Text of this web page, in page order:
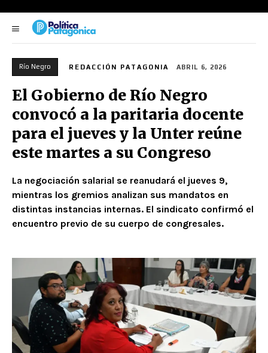
Río Negro REDACCIÓN PATAGONIA ABRIL 6, 2026
El Gobierno de Río Negro
convocó a la paritaria docente
para el jueves y la Unter reúne
este martes a su Congreso
La negociación salarial se reanudará el jueves 9,
mientras los gremios analizan sus mandatos en
distintas instancias internas. El sindicato confirmó el
encuentro previo de su cuerpo de congresales.